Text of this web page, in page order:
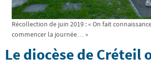
Récollection de juin 2019 : « On fait
commencer la journée… »
Le diocèse de Créteil